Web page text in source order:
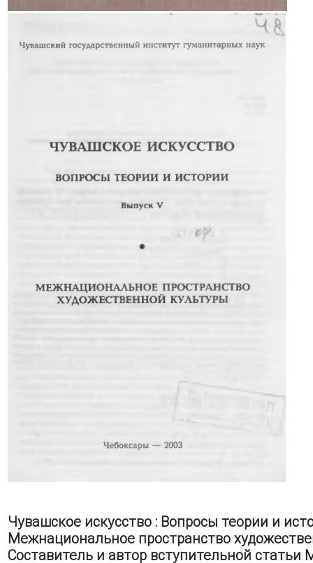
Чувашское искусство : Вопросы теории и
Межнациональное пространство
Составитель и автор вступительной статьи